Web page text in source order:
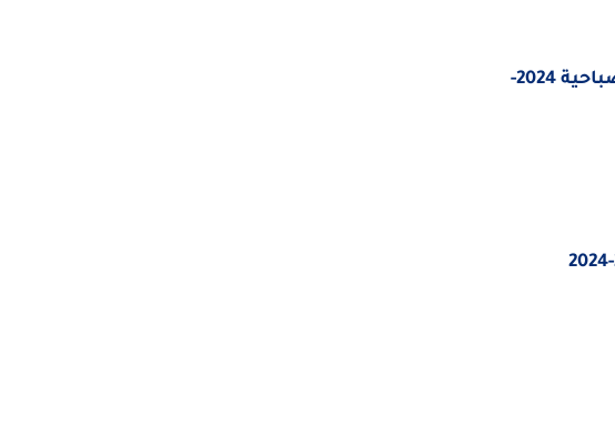
الامتحان النهائي في التربية الاسلامية للصف الثامن الفصل الاول الدور الاول الفترة الصباحية 2024-